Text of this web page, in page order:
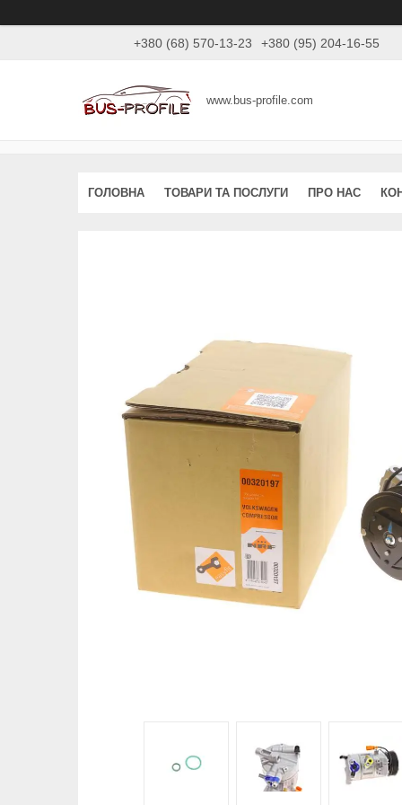
+380 (68) 570-13-23 +380 (95) 204-16-55
www.bus-profile.com
ГОЛОВНА ТОВАРИ ТА ПОСЛУГИ ПРО НАС